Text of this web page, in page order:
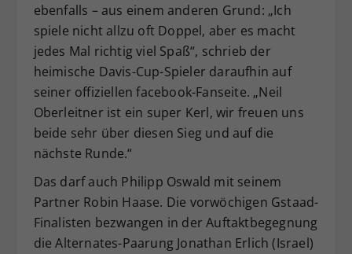
ebenfalls – aus einem anderen Grund: „Ich
spiele nicht allzu oft Doppel, aber es macht
jedes Mal richtig viel Spaß“, schrieb der
heimische Davis-Cup-Spieler daraufhin auf
seiner offiziellen facebook-Fanseite. „Neil
Oberleitner ist ein super Kerl, wir freuen uns
beide sehr über diesen Sieg und auf die
nächste Runde.“
Das darf auch Philipp Oswald mit seinem
Partner Robin Haase. Die vorwöchigen Gstaad-
Finalisten bezwangen in der Auftaktbegegnung
die Alternates-Paarung Jonathan Erlich (Israel)